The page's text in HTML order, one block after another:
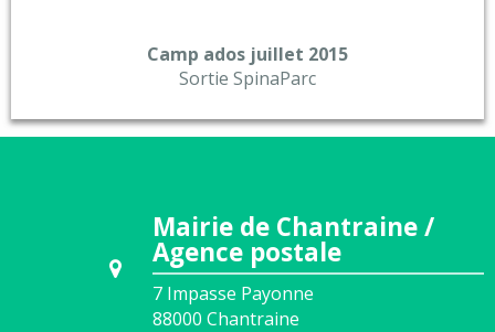
Camp ados juillet 2015
Sortie SpinaParc
Mairie de Chantraine /
Agence postale
7 Impasse Payonne
88000 Chantraine